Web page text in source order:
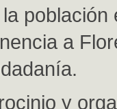
población
a
y